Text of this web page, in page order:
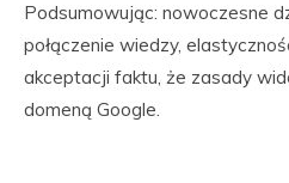
Podsumowując: nowoczesne
połączenie wiedzy,
akceptacji faktu, że zasady
domeną Google.